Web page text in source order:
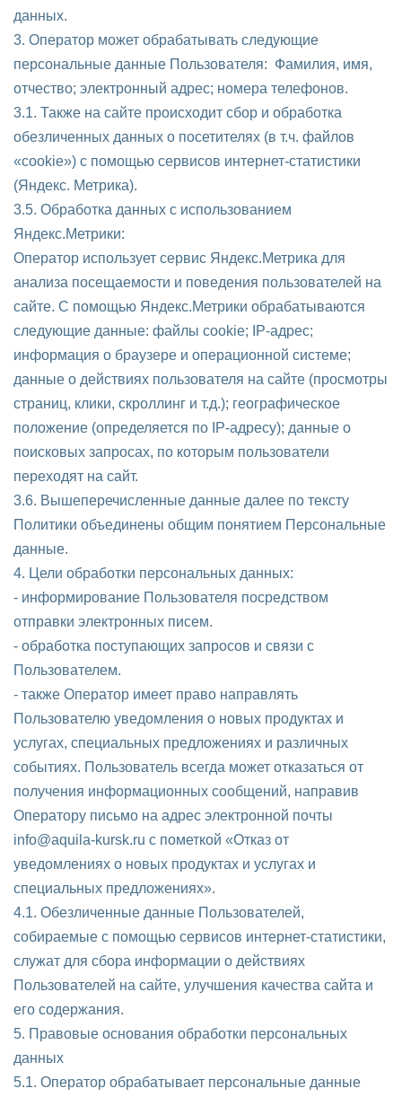
данных.
3. Оператор может обрабатывать следующие
персональные данные Пользователя: Фамилия, имя,
отчество; электронный адрес; номера телефонов.
3.1. Также на сайте происходит сбор и обработка
обезличенных данных о посетителях (в т.ч. файлов
«cookie») с помощью сервисов интернет-статистики
(Яндекс. Метрика).
3.5. Обработка данных с использованием
Яндекс.Метрики:
Оператор использует сервис Яндекс.Метрика для
анализа посещаемости и поведения пользователей на
сайте. С помощью Яндекс.Метрики обрабатываются
следующие данные: файлы cookie; IP-адрес;
информация о браузере и операционной системе;
данные о действиях пользователя на сайте (просмотры
страниц, клики, скроллинг и т.д.); географическое
положение (определяется по IP-адресу); данные о
поисковых запросах, по которым пользователи
переходят на сайт.
3.6. Вышеперечисленные данные далее по тексту
Политики объединены общим понятием Персональные
данные.
4. Цели обработки персональных данных:
- информирование Пользователя посредством
отправки электронных писем.
- обработка поступающих запросов и связи с
Пользователем.
- также Оператор имеет право направлять
Пользователю уведомления о новых продуктах и
услугах, специальных предложениях и различных
событиях. Пользователь всегда может отказаться от
получения информационных сообщений, направив
Оператору письмо на адрес электронной почты
info@aquila-kursk.ru с пометкой «Отказ от
уведомлениях о новых продуктах и услугах и
специальных предложениях».
4.1. Обезличенные данные Пользователей,
собираемые с помощью сервисов интернет-статистики,
служат для сбора информации о действиях
Пользователей на сайте, улучшения качества сайта и
его содержания.
5. Правовые основания обработки персональных
данных
5.1. Оператор обрабатывает персональные данные